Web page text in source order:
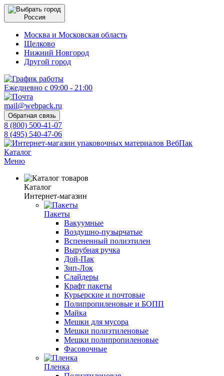
Россия
Москва и Московская область
Щелково
Нижний Новгород
Другой город
Ежедневно с 09:00 - 21:00
mail@webpack.ru
Обратная связь
8 (800) 500-41-07
8 (495) 540-47-06
Каталог
Меню
Каталог
Интернет-магазин
Пакеты
Вакуумные
Воздушно-пузырчатые
Вспененный полиэтилен
Вырубная ручка
Дой-Пак
Зип-Лок
Слайдеры
Крафт пакеты
Курьерские и почтовые
Полипропиленовые и БОПП
Майка
Мешки для мусора
Мешки полиэтиленовые
Мешки полипропиленовые
Фасовочные
Пленка